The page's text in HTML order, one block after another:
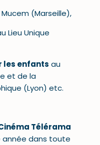
(Marseille),
Lieu Unique
les enfants au
et de la
(Lyon) etc.
Télérama
année dans toute